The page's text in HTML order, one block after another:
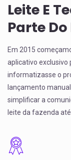
Leite E
Parte Do
Em 2015
aplicativo exclusivo
informatizasse o
lançamento
simplificar a
leite da fazenda